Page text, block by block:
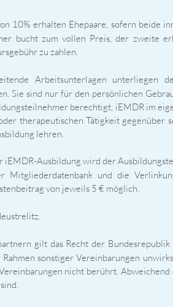
10% erhalten Ehepaare, sofern beide
bucht zum vollen Preis, der zweite
zu zahlen.
Arbeitsunterlagen unterliegen
Sie sind nur für den persönlichen
berechtigt, iEMDR im
therapeutischen Tätigkeit gegenüber
lehren.
iEMDR-Ausbildung wird der
Mitgliederdatenbank und die
von jeweils 5 € möglich.
gilt das Recht der
sonstiger Vereinbarungen
nicht berührt. Abweichend